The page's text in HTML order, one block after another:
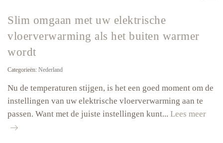
Slim omgaan met uw elektrische
vloerverwarming als het buiten warmer
wordt
Categorieën: Nederland
Nu de temperaturen stijgen, is het een goed moment om de
instellingen van uw elektrische vloerverwarming aan te
passen. Want met de juiste instellingen kunt... Lees meerSlim